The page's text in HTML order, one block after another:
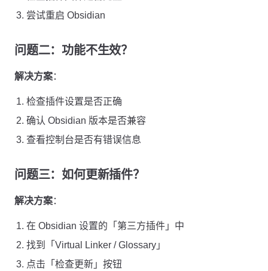
尝试重启 Obsidian
问题二：功能不生效？
解决方案：
检查插件设置是否正确
确认 Obsidian 版本是否兼容
查看控制台是否有错误信息
问题三：如何更新插件？
解决方案：
在 Obsidian 设置的「第三方插件」中
找到「Virtual Linker / Glossary」
点击「检查更新」按钮